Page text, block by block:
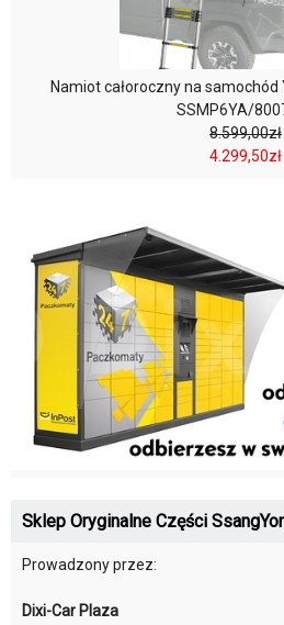
Namiot całoroczny na samochód
SSMP6YA/
8.599,00zł
4.299,50zł
Sklep Oryginalne Części
Prowadzony przez:
Dixi-Car Plaza